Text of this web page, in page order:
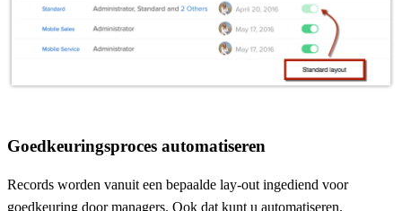
Goedkeuringsproces automatiseren
Records worden vanuit een bepaalde lay-out ingediend voor
goedkeuring door managers. Ook dat kunt u automatiseren.